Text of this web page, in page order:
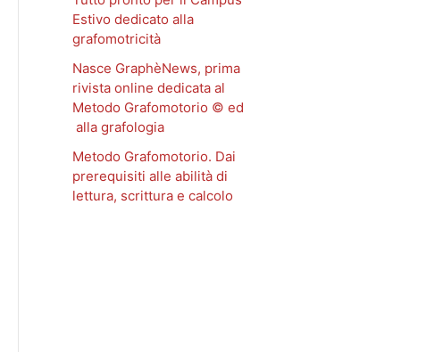
Estivo dedicato alla
grafomotricità
Nasce GraphèNews, prima
rivista online dedicata al
Metodo Grafomotorio © ed
alla grafologia
Metodo Grafomotorio. Dai
prerequisiti alle abilità di
lettura, scrittura e calcolo